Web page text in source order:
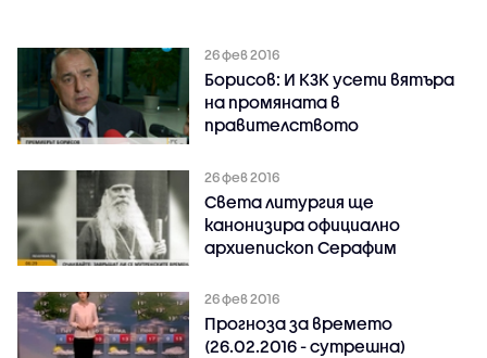
26 фев 2016
Борисов: И КЗК усети вятъра
на промяната в
правителството
26 фев 2016
Света литургия ще
канонизира официално
архиепископ Серафим
26 фев 2016
Прогноза за времето
(26.02.2016 - сутрешна)